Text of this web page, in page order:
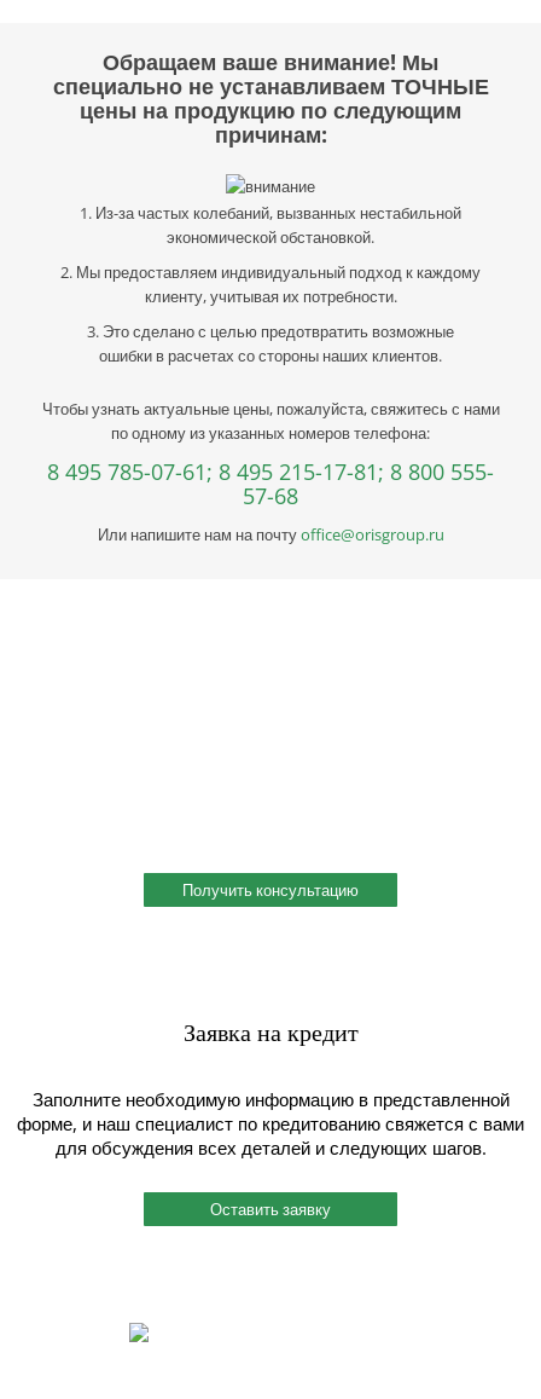
Обращаем ваше внимание! Мы
специально не устанавливаем ТОЧНЫЕ
цены на продукцию по следующим
причинам:
1. Из-за частых колебаний, вызванных нестабильной
экономической обстановкой.
2. Мы предоставляем индивидуальный подход к каждому
клиенту, учитывая их потребности.
3. Это сделано с целью предотвратить возможные
ошибки в расчетах со стороны наших клиентов.
Чтобы узнать актуальные цены, пожалуйста, свяжитесь с нами
по одному из указанных номеров телефона:
8 495 785-07-61; 8 495 215-17-81; 8 800 555-
57-68
Или напишите нам на почтуoffice@orisgroup.ru
Получить консультацию
Заявка на кредит
Заполните необходимую информацию в представленной
форме, и наш специалист по кредитованию свяжется с вами
для обсуждения всех деталей и следующих шагов.
Оставить заявку